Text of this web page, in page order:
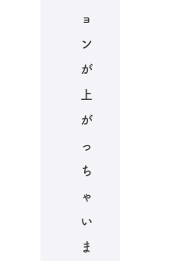
ョ
ン
が
上
が
っ
ち
ゃ
い
ま